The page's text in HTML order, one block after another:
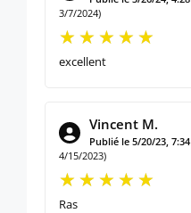
3/7/2024)
excellent
Vincent M.
Publié le 5/20/23,
4/15/2023)
Ras